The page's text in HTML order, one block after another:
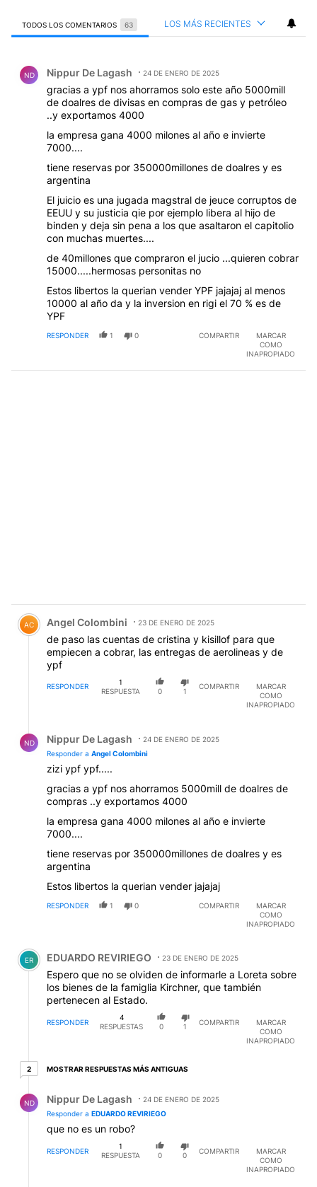
TODOS LOS COMENTARIOS 63 LOS MÁS RECIENTES
ND Nippur De Lagash 24 DE ENERO DE 2025
gracias a ypf nos ahorramos solo este año 5000mill
de doalres de divisas en compras de gas y petróleo
..y exportamos 4000
la empresa gana 4000 milones al año e invierte
7000....
tiene reservas por 350000millones de doalres y es
argentina
El juicio es una jugada magstral de jeuce corruptos de
EEUU y su justicia qie por ejemplo libera al hijo de
binden y deja sin pena a los que asaltaron el capitolio
con muchas muertes....
de 40millones que compraron el jucio ...quieren cobrar
15000.....hermosas personitas no
Estos libertos la querian vender YPF jajajaj al menos
10000 al año da y la inversion en rigi el 70 % es de
YPF
RESPONDER 1 0 COMPARTIR
MARCAR
COMO
INAPROPIADO
Comentario de Angel Colombini.
AC Angel Colombini 23 DE ENERO DE 2025
de paso las cuentas de cristina y kisillof para que
empiecen a cobrar, las entregas de aerolineas y de
ypf
RESPONDER
1
RESPUESTA
0 1
COMPARTIR
MARCAR
COMO
INAPROPIADO
ND Nippur De Lagash
24 DE ENERO DE 2025
Responder a Angel Colombini
zizi ypf ypf.....
gracias a ypf nos ahorramos 5000mill de doalres de
compras ..y exportamos 4000
la empresa gana 4000 milones al año e invierte
7000....
tiene reservas por 350000millones de doalres y es
argentina
Estos libertos la querian vender jajajaj
RESPONDER 1 0 COMPARTIR
MARCAR
COMO
INAPROPIADO
Comentario de EDUARDO REVIRIEGO.
ER EDUARDO REVIRIEGO 23 DE ENERO DE 2025
Espero que no se olviden de informarle a Loreta sobre
los bienes de la famiglia Kirchner, que también
pertenecen al Estado.
RESPONDER
4
RESPUESTAS
0 1
COMPARTIR
MARCAR
COMO
INAPROPIADO
22 respuestas más antiguas
MOSTRAR RESPUESTAS MÁS ANTIGUAS
ND Nippur De Lagash
24 DE ENERO DE 2025
Responder a EDUARDO REVIRIEGO
que no es un robo?
RESPONDER
1
RESPUESTA
0 0
COMPARTIR
MARCAR
COMO
INAPROPIADO